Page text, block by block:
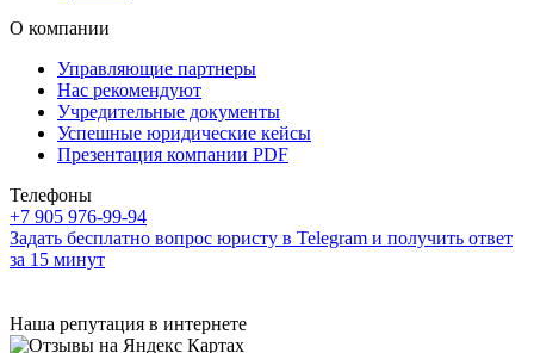
О компании
Управляющие партнеры
Нас рекомендуют
Учредительные документы
Успешные юридические кейсы
Презентация компании PDF
Телефоны
+7 905 976-99-94
Задать бесплатно вопрос юристу в Telegram и получить ответ
за 15 минут
Наша репутация в интернете